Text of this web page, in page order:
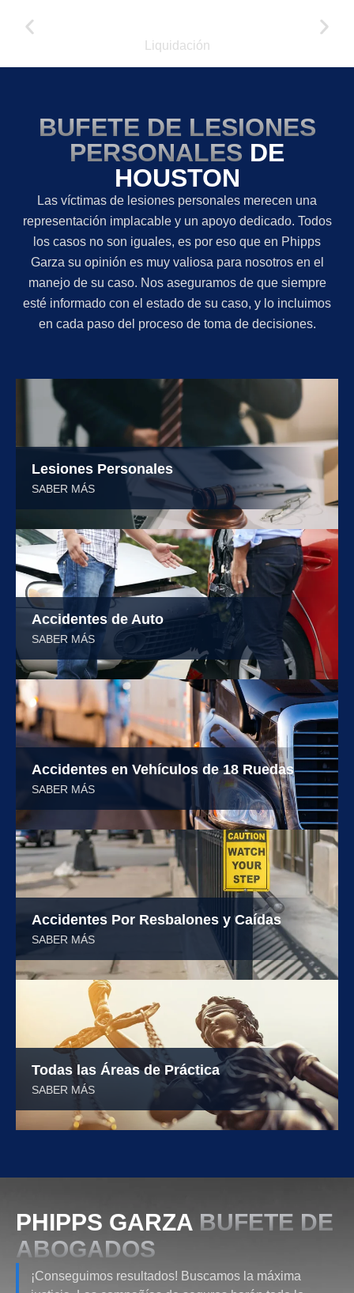
Liquidación
BUFETE DE LESIONES
PERSONALES DE
HOUSTON
Las víctimas de lesiones personales merecen una
representación implacable y un apoyo dedicado. Todos
los casos no son iguales, es por eso que en Phipps
Garza su opinión es muy valiosa para nosotros en el
manejo de su caso. Nos aseguramos de que siempre
esté informado con el estado de su caso, y lo incluimos
en cada paso del proceso de toma de decisiones.
Lesiones Personales
SABER MÁS
Accidentes de Auto
SABER MÁS
Accidentes en Vehículos de 18 Ruedas
SABER MÁS
Accidentes Por Resbalones y Caídas
SABER MÁS
Todas las Áreas de Práctica
SABER MÁS
PHIPPS GARZA BUFETE DE
ABOGADOS
¡Conseguimos resultados! Buscamos la máxima